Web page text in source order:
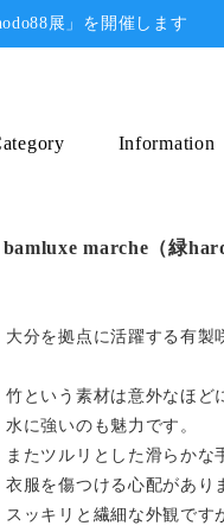
展」を開催します
Information
marche（緑
大分を拠点に活躍する有製
竹という素材は意外なほど
水に強いのも魅力です。
またツルリとした滑らかな
衣服を傷つける心配があり
スッキリと繊細な外観です